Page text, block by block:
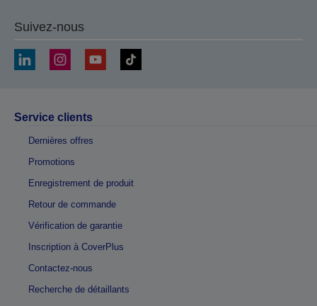
Suivez-nous
Service clients
Dernières offres
Promotions
Enregistrement de produit
Retour de commande
Vérification de garantie
Inscription à CoverPlus
Contactez-nous
Recherche de détaillants